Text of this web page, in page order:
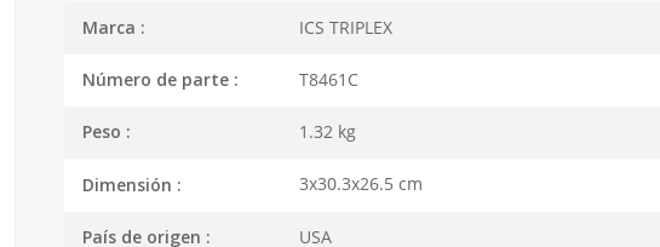
Marca : ICS TRIPLEX
Número de parte : T8461C
Peso : 1.32 kg
Dimensión : 3x30.3x26.5 cm
País de origen : USA